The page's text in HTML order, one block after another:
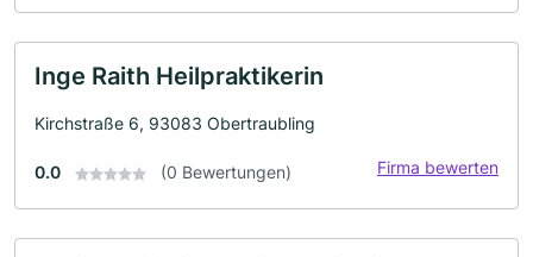
Inge Raith Heilpraktikerin
Kirchstraße 6, 93083 Obertraubling
0.0 (0 Bewertungen) Firma bewerten